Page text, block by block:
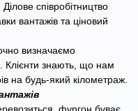
співробітництво
вантажів та ціновий
визначаємо
Клієнти знають, що нам
на будь-який кілометраж.